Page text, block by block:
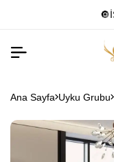
Ana Sayfa Uyku Grubu